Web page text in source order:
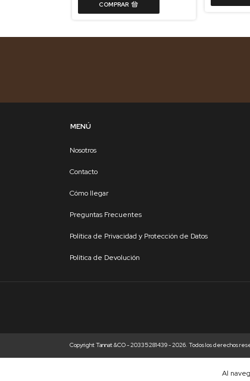
Al
MENÚ
Nosotros
Contacto
Cómo llegar
Preguntas Frecuentes
Política de Privacidad y Protección de Datos
Política de Devolución
Copyright Tannat &CO - 20335281439 - 2026. Todos los derechos